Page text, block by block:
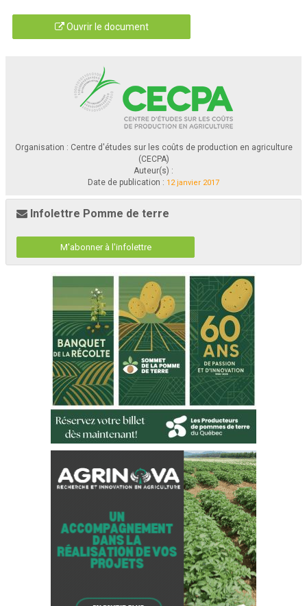
Ouvrir le document
Organisation : Centre d'études sur les coûts de production en agriculture
(CECPA)
Auteur(s) :
Date de publication : 12 janvier 2017
Infolettre Pomme de terre
M'abonner à l'infolettre